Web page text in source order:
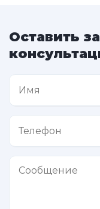
Оставить